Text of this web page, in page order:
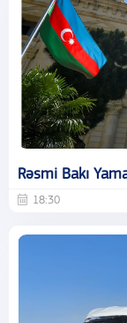
Rəsmi Bakı
18:30